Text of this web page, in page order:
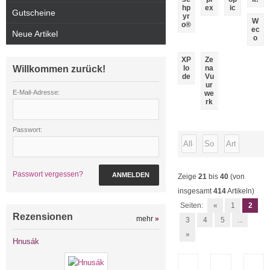
hp
yr
o®
ex
ic
W
ec
o
XP
lo
de
Ze
na
Vu
ur
we
rk
Zeige 21 bis 40 (von
insgesamt414Artikeln)
Seiten:
« 1
2
3
4 5
...
»
Gutscheine
Neue Artikel
Willkommen zurück!
E-Mail-Adresse:
Passwort:
Passwort vergessen? ANMELDEN
Rezensionen mehr »
Hnusák